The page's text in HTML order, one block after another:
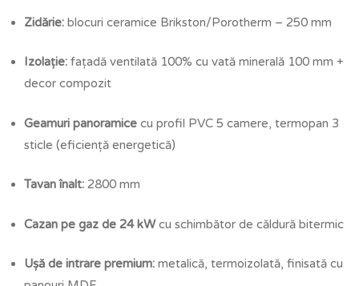
Zidărie: blocuri ceramice Brikston/Porotherm – 250 mm
Izolație: fațadă ventilată 100% cu vată minerală 100 mm +
decor compozit
Geamuri panoramice cu profil PVC 5 camere, termopan 3
sticle (eficiență energetică)
Tavan înalt: 2800 mm
Cazan pe gaz de 24 kWcu schimbător de căldură bitermic
Ușă de intrare premium: metalică, termoizolată, finisată cu